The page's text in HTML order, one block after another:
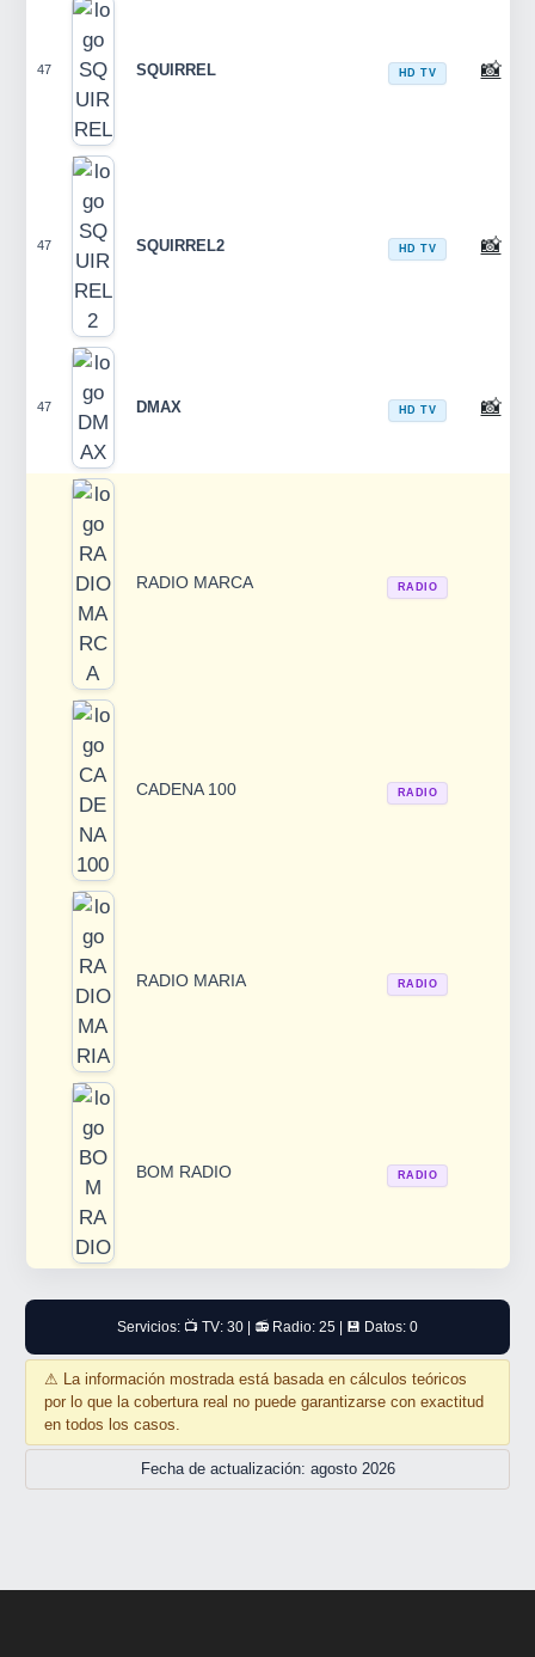
47 SQUIRREL HD TV 📸
47 SQUIRREL2 HD TV 📸
47 DMAX HD TV 📸
RADIO MARCA RADIO
CADENA 100 RADIO
RADIO MARIA RADIO
BOM RADIO RADIO
Servicios: 📺 TV: 30 | 📻 Radio: 25 | 💾 Datos: 0
⚠ La información mostrada está basada en cálculos teóricos
por lo que la cobertura real no puede garantizarse con exactitud
en todos los casos.
Fecha de actualización: agosto 2026